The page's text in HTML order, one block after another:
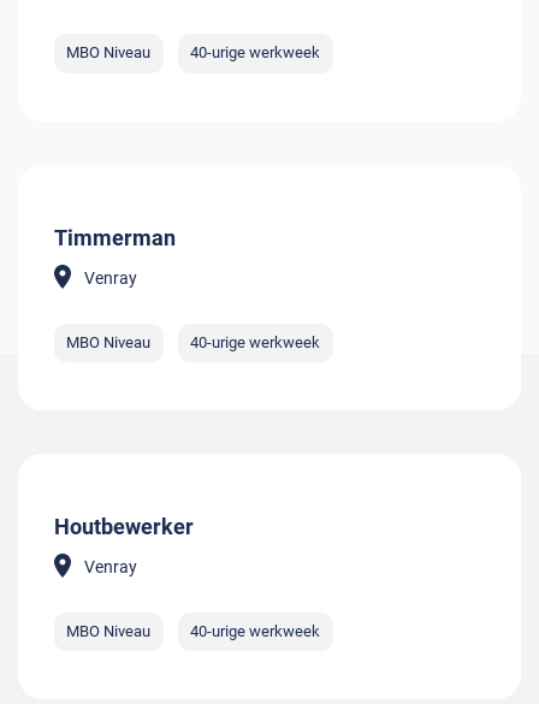
MBO Niveau 40-urige werkweek
Timmerman
Venray
MBO Niveau 40-urige werkweek
Houtbewerker
Venray
MBO Niveau 40-urige werkweek